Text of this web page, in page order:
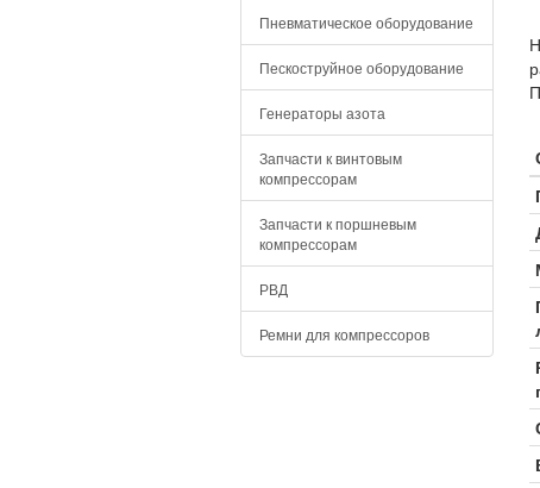
Пневматическое оборудование
Пескоструйное оборудование
Генераторы азота
Запчасти к винтовым
компрессорам
Запчасти к поршневым
компрессорам
РВД
Ремни для компрессоров